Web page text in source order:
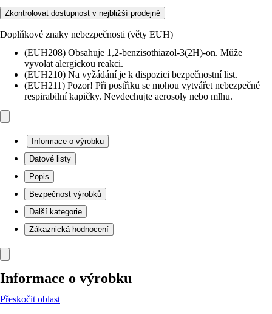
Zkontrolovat dostupnost v nejbližší prodejně
Doplňkové znaky nebezpečnosti (věty EUH)
(EUH208) Obsahuje 1,2-benzisothiazol-3(2H)-on. Může
vyvolat alergickou reakci.
(EUH210) Na vyžádání je k dispozici bezpečnostní list.
(EUH211) Pozor! Při postřiku se mohou vytvářet nebezpečné
respirabilní kapičky. Nevdechujte aerosoly nebo mlhu.
Informace o výrobku
Datové listy
Popis
Bezpečnost výrobků
Další kategorie
Zákaznická hodnocení
Informace o výrobku
Přeskočit oblast